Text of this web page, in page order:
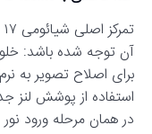
آن توجه شده باشد:
برای اصلاح تصویر به
در همان مرحله ورود